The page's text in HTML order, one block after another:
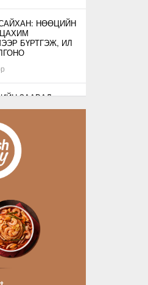
НӨӨЦИЙН
БҮРТГЭЖ, ИЛ
ЗААВАЛ
103
ЛОГИСТИКИЙН
ЛЕЙПЦИГИЙН
ДРО…
АЛГА
НАСТАЙ
ХАЙХ